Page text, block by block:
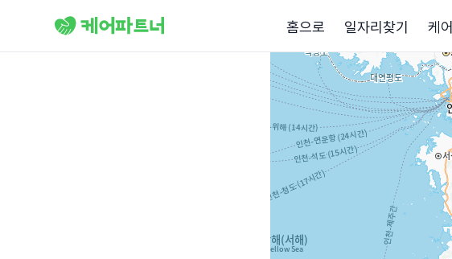
홈으로 일자리찾기 케